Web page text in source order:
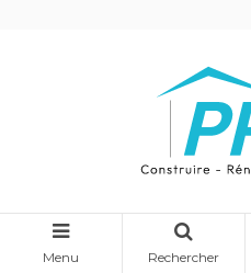
Menu Rechercher